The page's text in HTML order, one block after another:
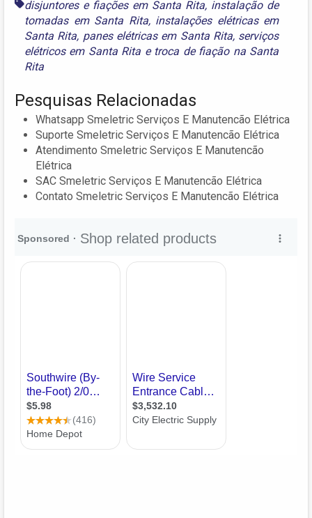
disjuntores e fiações em Santa Rita, instalação de
tomadas em Santa Rita, instalações elétricas em
Santa Rita, panes elétricas em Santa Rita, serviços
elétricos em Santa Rita e troca de fiação na Santa
Rita
Pesquisas Relacionadas
Whatsapp Smeletric Serviços E Manutencão Elétrica
Suporte Smeletric Serviços E Manutencão Elétrica
Atendimento Smeletric Serviços E Manutencão
Elétrica
SAC Smeletric Serviços E Manutencão Elétrica
Contato Smeletric Serviços E Manutencão Elétrica